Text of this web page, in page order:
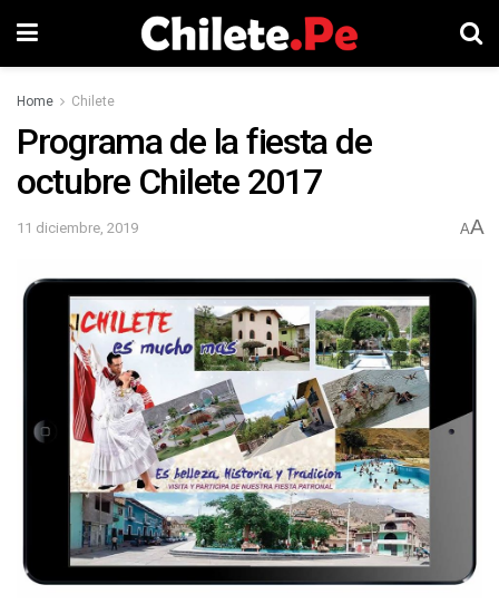
Home Chilete
Programa de la fiesta de
octubre Chilete 2017
11 diciembre, 2019 AA